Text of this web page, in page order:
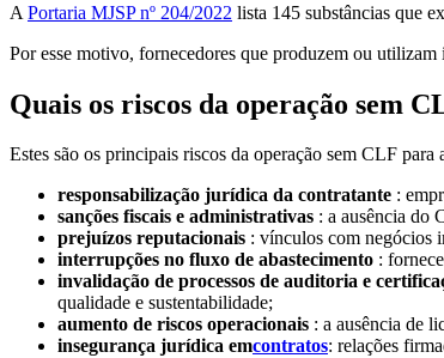
A Portaria MJSP nº 204/2022 lista 145 substâncias que
Por esse motivo, fornecedores que produzem ou
Quais os riscos da operação sem
Estes são os principais riscos da operação sem CLF para
responsabilização jurídica da contratante :
sanções fiscais e administrativas : a ausência do
prejuízos reputacionais : vínculos com negócios
interrupções no fluxo de abastecimento :
invalidação de processos de auditoria e
qualidade e sustentabilidade;
aumento de riscos operacionais : a ausência de
insegurança jurídica emcontratos: relações